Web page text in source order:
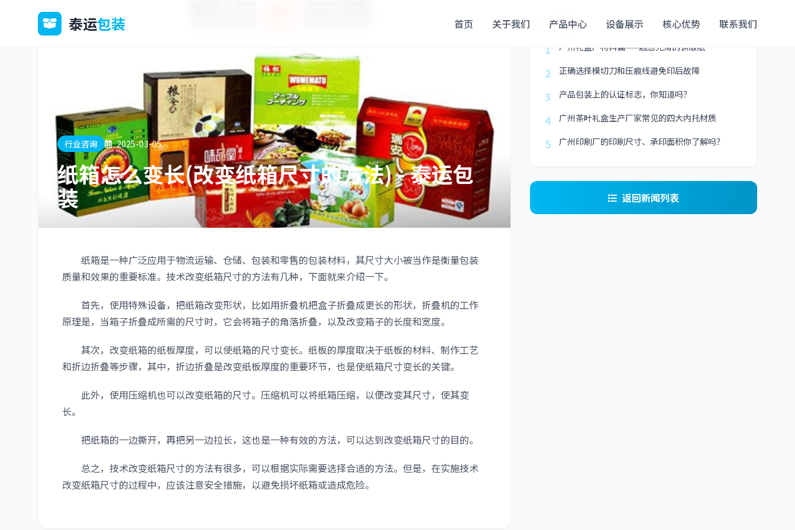
泰运包装 首页 关于我们 产品中心 设备展示 核心优势 联系我们
行业咨询 2025-03-05
纸箱怎么变长(改变纸箱尺寸的方法) - 泰运包
装
纸箱是一种广泛应用于物流运输、仓储、包装和零售的包装材料，其尺寸大小被当作是衡量包装
质量和效果的重要标准。技术改变纸箱尺寸的方法有几种，下面就来介绍一下。
首先，使用特殊设备，把纸箱改变形状，比如用折叠机把盒子折叠成更长的形状，折叠机的工作
原理是，当箱子折叠成所需的尺寸时，它会将箱子的角落折叠，以及改变箱子的长度和宽度。
其次，改变纸箱的纸板厚度，可以使纸箱的尺寸变长。纸板的厚度取决于纸板的材料、制作工艺
和折边折叠等步骤，其中，折边折叠是改变纸板厚度的重要环节，也是使纸箱尺寸变长的关键。
此外，使用压缩机也可以改变纸箱的尺寸。压缩机可以将纸箱压缩，以便改变其尺寸，使其变
长。
把纸箱的一边撕开，再把另一边拉长，这也是一种有效的方法，可以达到改变纸箱尺寸的目的。
总之，技术改变纸箱尺寸的方法有很多，可以根据实际需要选择合适的方法。但是，在实施技术
改变纸箱尺寸的过程中，应该注意安全措施，以避免损坏纸箱或造成危险。
最新
1
广州礼盒厂材料篇——触感光滑的铜版纸
2 正确选择模切刀和压痕线避免印后故障
3 产品包装上的认证标志，你知道吗？
4 广州茶叶礼盒生产厂家常见的四大内托材质
5 广州印刷厂的印刷尺寸、承印面积你了解吗？
返回新闻列表